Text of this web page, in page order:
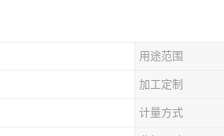
用途范围
加工定制
计量方式